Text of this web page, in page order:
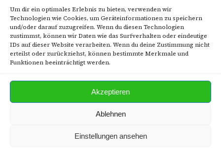
Um dir ein optimales Erlebnis zu bieten, verwenden wir
Technologien wie Cookies, um Geräteinformationen zu speichern
und/oder darauf zuzugreifen. Wenn du diesen Technologien
zustimmst, können wir Daten wie das Surfverhalten oder eindeutige
IDs auf dieser Website verarbeiten. Wenn du deine Zustimmung nicht
erteilst oder zurückziehst, können bestimmte Merkmale und
Funktionen beeinträchtigt werden.
Akzeptieren
Ablehnen
Einstellungen ansehen
ARCHIV
Archiv
für Marzahn-Hellersdorf.